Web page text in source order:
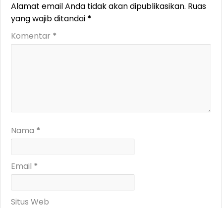
Alamat email Anda tidak akan dipublikasikan. Ruas
yang wajib ditandai *
Komentar *
Nama *
Email *
Situs Web